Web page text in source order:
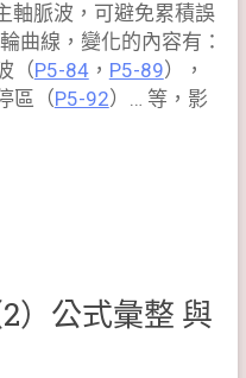
軸脈波，可避免累積誤
曲線，變化的內容有：
（P5-84， P5-89），
區（P5-92）… 等，影
）公式彙整 與